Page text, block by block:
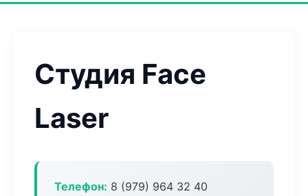
Студия Face
Laser
Телефон: 8 (979) 964 32 40